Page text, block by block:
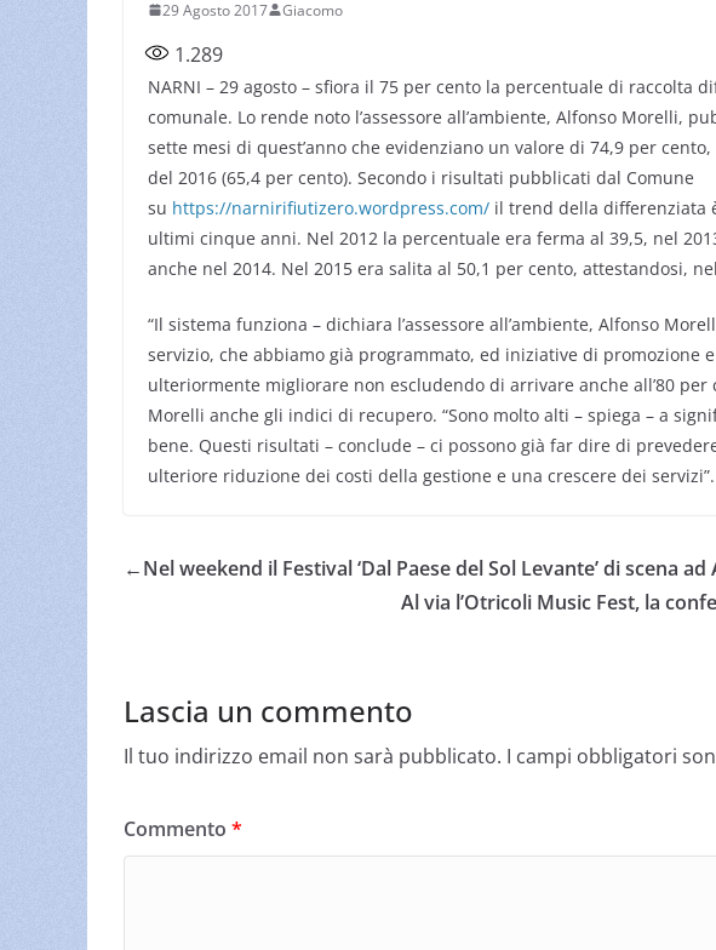
29 Agosto 2017 Giacomo
1.289
NARNI – 29 agosto – sfiora il 75 per cento la percentuale di raccolta
comunale. Lo rende noto l’assessore all’ambiente, Alfonso Morelli,
sette mesi di quest’anno che evidenziano un valore di 74,9 per
del 2016 (65,4 per cento). Secondo i risultati pubblicati dal Comune
su https://narnirifiutizero.wordpress.com/ il trend della differenziata
ultimi cinque anni. Nel 2012 la percentuale era ferma al 39,5, nel
anche nel 2014. Nel 2015 era salita al 50,1 per cento, attestandosi,
“Il sistema funziona – dichiara l’assessore all’ambiente, Alfonso
servizio, che abbiamo già programmato, ed iniziative di promozione
ulteriormente migliorare non escludendo di arrivare anche all’80 per
Morelli anche gli indici di recupero. “Sono molto alti – spiega – a
bene. Questi risultati – conclude – ci possono già far dire di
ulteriore riduzione dei costi della gestione e una crescere dei servizi”.
←Nel weekend il Festival ‘Dal Paese del Sol Levante’ di scena ad
Al via l’Otricoli Music Fest, la
Lascia un commento
Il tuo indirizzo email non sarà pubblicato. I campi obbligatori
Commento *